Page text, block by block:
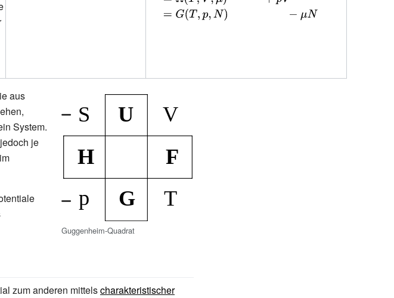
N=0\\&=J(S,p,\mu )-
\qquad -\mu N\end{aligned}}}
Guggenheim-Quadrat
aus
System.
je
zum anderen mittelscharakteristischer